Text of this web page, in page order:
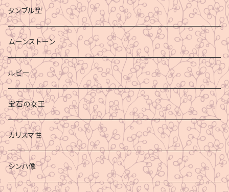
タンブル型
ムーンストーン
ルビー
宝石の女王
カリスマ性
シンハ像